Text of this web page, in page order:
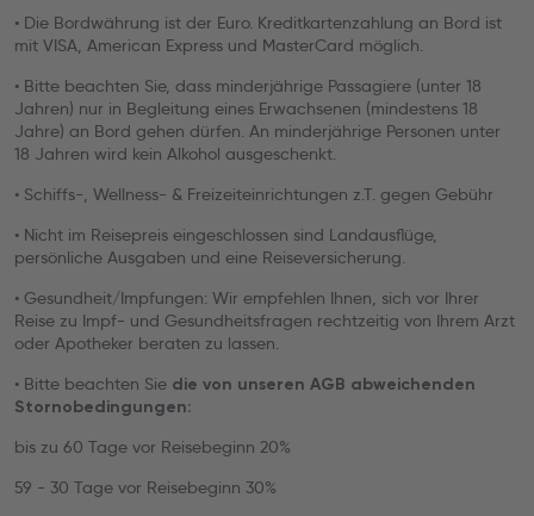
• Die Bordwährung ist der Euro. Kreditkartenzahlung an Bord ist
mit VISA, American Express und MasterCard möglich.
• Bitte beachten Sie, dass minderjährige Passagiere (unter 18
Jahren) nur in Begleitung eines Erwachsenen (mindestens 18
Jahre) an Bord gehen dürfen. An minderjährige Personen unter
18 Jahren wird kein Alkohol ausgeschenkt.
• Schiffs-, Wellness- & Freizeiteinrichtungen z.T. gegen Gebühr
• Nicht im Reisepreis eingeschlossen sind Landausflüge,
persönliche Ausgaben und eine Reiseversicherung.
• Gesundheit/Impfungen: Wir empfehlen Ihnen, sich vor Ihrer
Reise zu Impf- und Gesundheitsfragen rechtzeitig von Ihrem Arzt
oder Apotheker beraten zu lassen.
• Bitte beachten Sie die von unseren AGB abweichenden
Stornobedingungen:
bis zu 60 Tage vor Reisebeginn 20%
59 - 30 Tage vor Reisebeginn 30%